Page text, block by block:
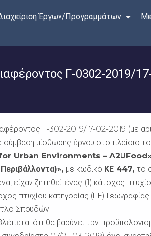
Έργων/Προγραμμάτων
Γ-0302-2019/
Γ-302-2019/17-02-2019 (με
μίσθωσης έργου στο πλαίσιο
Urban Environments –
με κωδικό ΚΕ 447, το
είχαν ζητηθεί: ένας (1) κάτοχος
πτυχίου κατηγορίας (ΠΕ)
Σπουδών.
ότι θα βαρύνει τον